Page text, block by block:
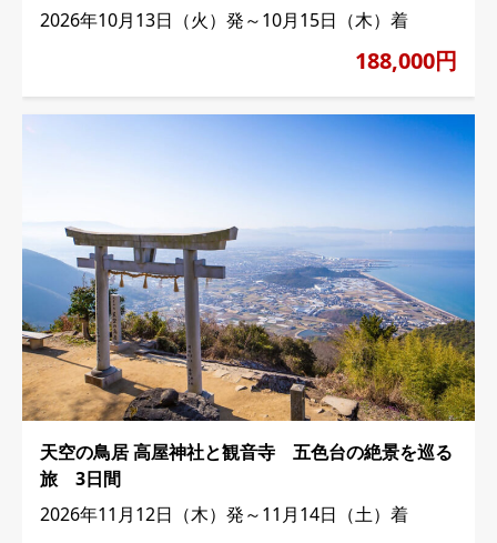
2026年10月13日（火）発～10月15日（木）着
188,000円
天空の鳥居 高屋神社と観音寺 五色台の絶景を巡る
旅 3日間
2026年11月12日（木）発～11月14日（土）着